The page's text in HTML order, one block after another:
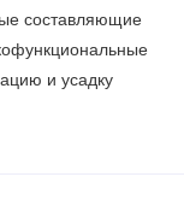
составляющие
и усадку